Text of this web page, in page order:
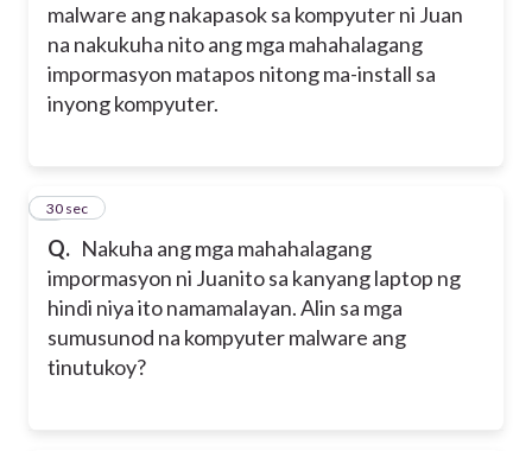
malware ang nakapasok sa kompyuter ni Juan
na nakukuha nito ang mga mahahalagang
impormasyon matapos nitong ma-install sa
inyong kompyuter.
Q. Nakuha ang mga mahahalagang
impormasyon ni Juanito sa kanyang laptop ng
hindi niya ito namamalayan. Alin sa mga
sumusunod na kompyuter malware ang
tinutukoy?
7
30 sec